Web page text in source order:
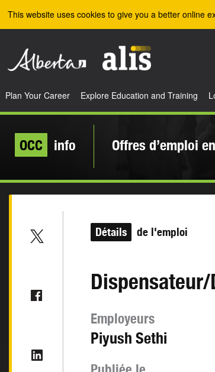
This website uses cookies to give you a better online
Plan Your Career Explore Education and Training
OCC info Offres d’emploi
Détails de l'emploi
Employeurs
Piyush Sethi